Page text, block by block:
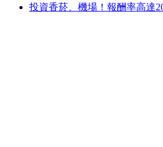
投資香菸、機場！報酬率高達